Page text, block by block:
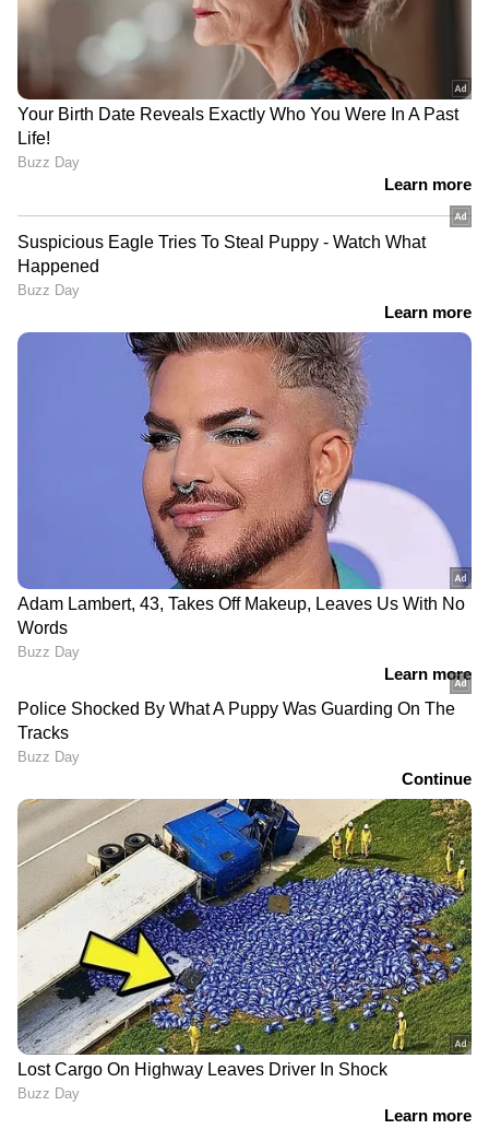
ബന്ധപ്പെടുകയും വേണം. അതുവഴി പിശക്
പരിഹരിക്കാനാകും. ഉദ്യോഗാർത്ഥികൾക്ക് -
ഫോൺ - 020 25503105 / 25503106 എന്നീ
നമ്പറുകളിൽ അധികൃതരെ ബന്ധപ്പെടാം.
കൂടാതെ അവർക്ക് ഇ-മെയിൽ -
afcatcell@cdac.in വഴിയും അധികാരികളെ